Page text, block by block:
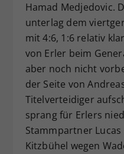
Hamad Medjedovic.
unterlag dem
mit 4:6, 1:6 relativ
von Erler beim
aber noch nicht
der Seite von
Titelverteidiger
sprang für Erlers
Stammpartner
Kitzbühel wegen